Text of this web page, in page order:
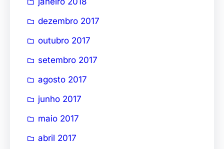
dezembro 2017
outubro 2017
setembro 2017
agosto 2017
junho 2017
maio 2017
abril 2017